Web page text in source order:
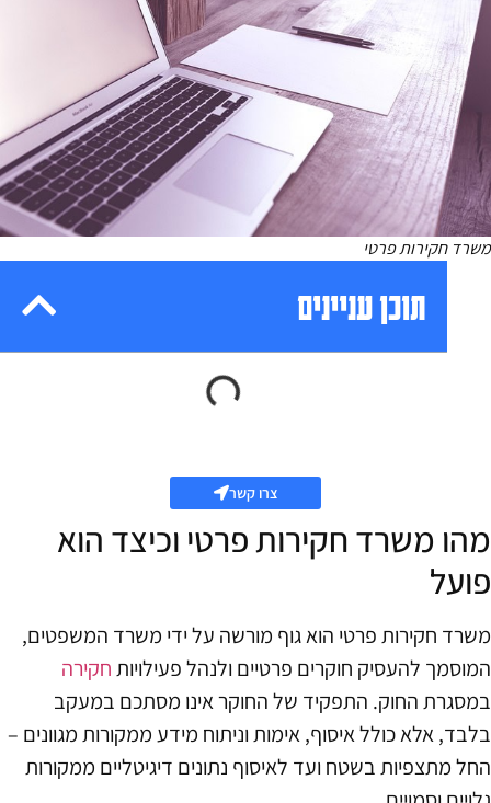
משרד חקירות פרטי
תוכן עניינים
צרו קשר
מהו משרד חקירות פרטי וכיצד הוא
פועל
משרד חקירות פרטי הוא גוף מורשה על ידי משרד המשפטים,
המוסמך להעסיק חוקרים פרטיים ולנהל פעילויותחקירה
במסגרת החוק. התפקיד של החוקר אינו מסתכם במעקב
בלבד, אלא כולל איסוף, אימות וניתוח מידע ממקורות מגוונים –
החל מתצפיות בשטח ועד לאיסוף נתונים דיגיטליים ממקורות